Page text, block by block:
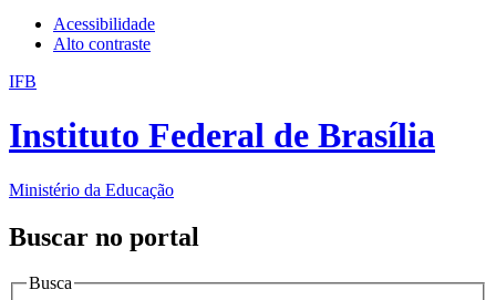
Acessibilidade
Alto contraste
IFB
Instituto Federal de Brasília
Ministério da Educação
Buscar no portal
Busca